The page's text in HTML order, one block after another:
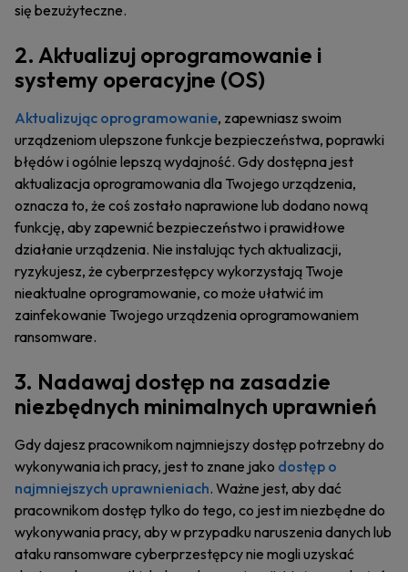
się bezużyteczne.
2. Aktualizuj oprogramowanie i
systemy operacyjne (OS)
Aktualizując oprogramowanie, zapewniasz swoim
urządzeniom ulepszone funkcje bezpieczeństwa, poprawki
błędów i ogólnie lepszą wydajność. Gdy dostępna jest
aktualizacja oprogramowania dla Twojego urządzenia,
oznacza to, że coś zostało naprawione lub dodano nową
funkcję, aby zapewnić bezpieczeństwo i prawidłowe
działanie urządzenia. Nie instalując tych aktualizacji,
ryzykujesz, że cyberprzestępcy wykorzystają Twoje
nieaktualne oprogramowanie, co może ułatwić im
zainfekowanie Twojego urządzenia oprogramowaniem
ransomware.
3. Nadawaj dostęp na zasadzie
niezbędnych minimalnych uprawnień
Gdy dajesz pracownikom najmniejszy dostęp potrzebny do
wykonywania ich pracy, jest to znane jako dostęp o
najmniejszych uprawnieniach. Ważne jest, aby dać
pracownikom dostęp tylko do tego, co jest im niezbędne do
wykonywania pracy, aby w przypadku naruszenia danych lub
ataku ransomware cyberprzestępcy nie mogli uzyskać